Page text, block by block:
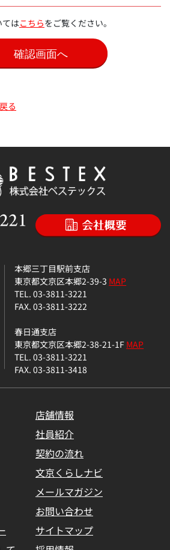
はこちらをご覧ください。
る
本郷三丁目駅前支店
東京都文京区本郷2-39-3 MAP
TEL. 03-3811-3221
FAX. 03-3811-3222
春日通支店
東京都文京区本郷2-38-21-1FMAP
TEL. 03-3811-3221
FAX. 03-3811-3418
店舗情報
社員紹介
契約の流れ
文京くらしナビ
メールマガジン
お問い合わせ
サイトマップ